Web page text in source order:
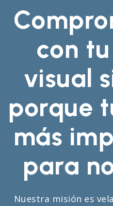
con
visual
porque
más
para
Nuestra misión es